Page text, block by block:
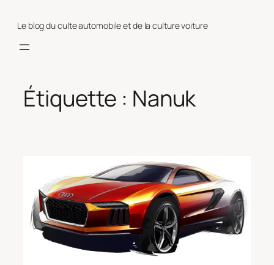
Le blog du culte automobile et de la culture voiture
Étiquette : Nanuk